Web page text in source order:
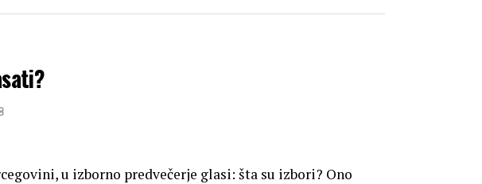
u izborno predvečerje glasi: šta su izbori? Ono